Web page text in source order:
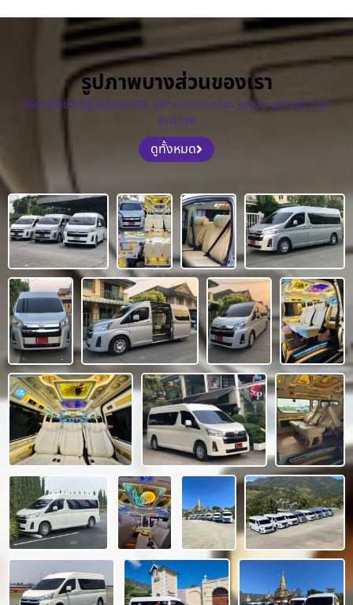
รูปภาพบางส่วนของเรา
บริการให้เช่ารถตู้ พร้อมคนขับ VIP แบบครบวงจร รถสวย บริการดี ราคา
มิตรภาพ
ดูทั้งหมด